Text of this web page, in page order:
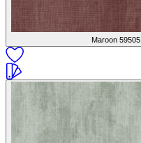
Maroon 59505